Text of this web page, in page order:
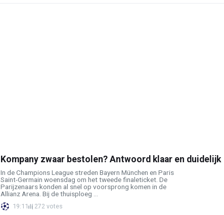
Kompany zwaar bestolen? Antwoord klaar en duidelijk
In de Champions League streden Bayern München en Paris
Saint-Germain woensdag om het tweede finaleticket. De
Parijzenaars konden al snel op voorsprong komen in de
Allianz Arena. Bij de thuisploeg ...
19:11 272 votes